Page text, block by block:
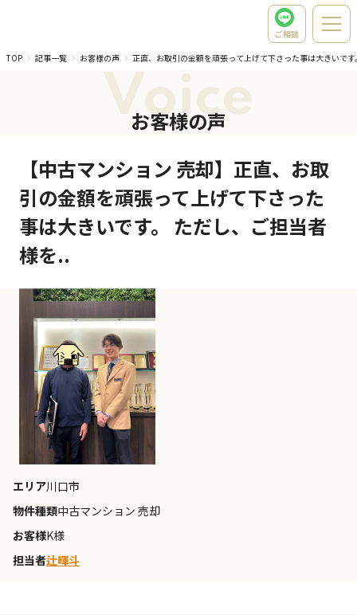
ご相談
TOP
記事一覧 お客様の声 正直、お取引の金額を頑張って上げて下さった事は大きいで
Voice
お客様の声
【中古マンション 売却】正直、お取
引の金額を頑張って上げて下さった
事は大きいです。 ただし、ご担当者
様を..
エリア川口市
物件種類中古マンション 売却
お客様K様
担当者辻暉斗